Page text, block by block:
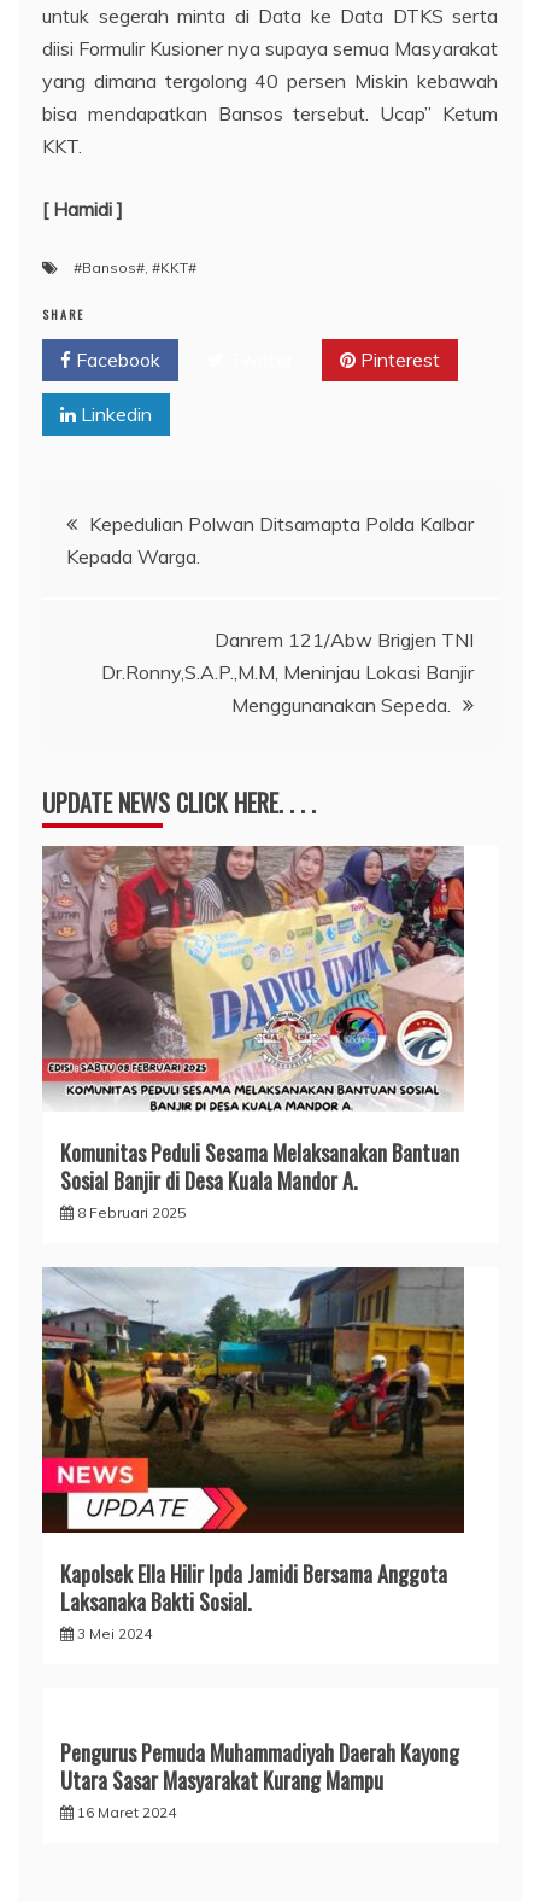
untuk segerah minta di Data ke Data DTKS serta
diisi Formulir Kusioner nya supaya semua Masyarakat
yang dimana tergolong 40 persen Miskin kebawah
bisa mendapatkan Bansos tersebut. Ucap” Ketum
KKT.
[ Hamidi ]
#Bansos# #KKT#
SHARE
Facebook Pinterest
Linkedin
Navigasi
pos
Kepedulian Polwan Ditsamapta Polda Kalbar
Kepada Warga.
Danrem 121/Abw Brigjen TNI
Dr.Ronny,S.A.P.,M.M, Meninjau Lokasi Banjir
Menggunanakan Sepeda.
UPDATE NEWS CLICK HERE. . . .
Komunitas Peduli Sesama Melaksanakan Bantuan
Sosial Banjir di Desa Kuala Mandor A.
8 Februari 2025
Kapolsek Ella Hilir Ipda Jamidi Bersama Anggota
Laksanaka Bakti Sosial.
3 Mei 2024
Pengurus Pemuda Muhammadiyah Daerah Kayong
Utara Sasar Masyarakat Kurang Mampu
16 Maret 2024